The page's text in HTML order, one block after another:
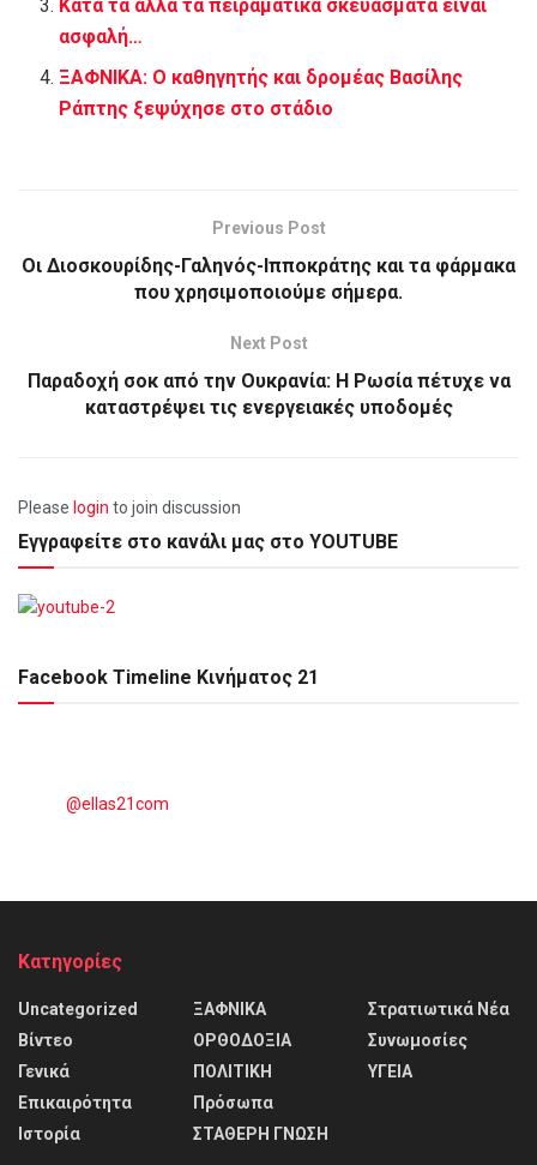
Κατά τα άλλα τα πειραματικά σκευάσματα είναι
ασφαλή…
ΞΑΦΝΙΚΑ: Ο καθηγητής και δρομέας Βασίλης
Ράπτης ξεψύχησε στο στάδιο
Previous Post
Οι Διοσκουρίδης-Γαληνός-Ιπποκράτης και τα φάρμακα
που χρησιμοποιούμε σήμερα.
Next Post
Παραδοχή σοκ από την Ουκρανία: Η Ρωσία πέτυχε να
καταστρέψει τις ενεργειακές υποδομές
Please login to join discussion
Εγγραφείτε στο κανάλι μας στο YOUTUBE
Facebook Timeline Κινήματος 21
@ellas21com
Kατηγορίες
Uncategorized
Βίντεο
Γενικά
Επικαιρότητα
Ιστορία
ΞΑΦΝΙΚΑ
ΟΡΘΟΔΟΞΙΑ
ΠΟΛΙΤΙΚΗ
Πρόσωπα
ΣΤΑΘΕΡΗ ΓΝΩΣΗ
Στρατιωτικά Νέα
Συνωμοσίες
ΥΓΕΙΑ